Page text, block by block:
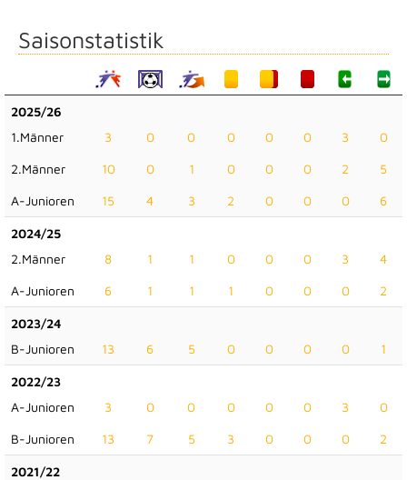
Saisonstatistik
2025/26
1.Männer
3 0 0 0 0 0 3 0
2.Männer 10 0 1 0 0 0 2 5
A-Junioren 15 4 3 2 0 0 0 6
2024/25
2.Männer
8 1 1 0 0 0 3 4
A-Junioren 6 1 1 1 0 0 0 2
2023/24
B-Junioren
13 6 5 0 0 0 0 1
2022/23
A-Junioren
3 0 0 0 0 0 3 0
B-Junioren 13 7 5 3 0 0 0 2
2021/22